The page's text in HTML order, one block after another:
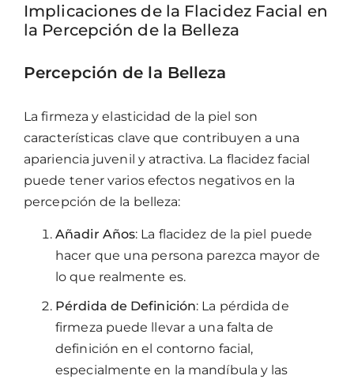
Implicaciones de la Flacidez Facial en
la Percepción de la Belleza
Percepción de la Belleza
La firmeza y elasticidad de la piel son
características clave que contribuyen a una
apariencia juvenil y atractiva. La flacidez facial
puede tener varios efectos negativos en la
percepción de la belleza:
Añadir Años: La flacidez de la piel puede
hacer que una persona parezca mayor de
lo que realmente es.
Pérdida de Definición: La pérdida de
firmeza puede llevar a una falta de
definición en el contorno facial,
especialmente en la mandíbula y las